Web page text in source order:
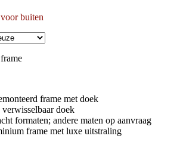
buiten
frame met doek
doek
formaten; andere maten op aanvraag
frame met luxe uitstraling